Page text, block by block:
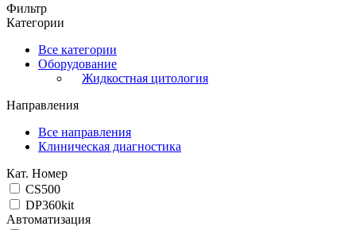
Фильтр
Категории
Все категории
Оборудование
Жидкостная цитология
Направления
Все направления
Клиническая диагностика
Кат. Номер
CS500
DP360kit
Автоматизация